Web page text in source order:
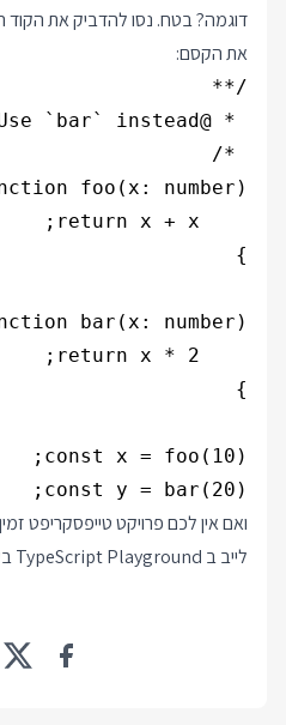
דוגמה? בטח. נסו להדביק את הקוד
את הקסם:
const y = bar(20);
ואם אין לכם פרויקט טייפסקריפט
לייב ב TypeScript Playground